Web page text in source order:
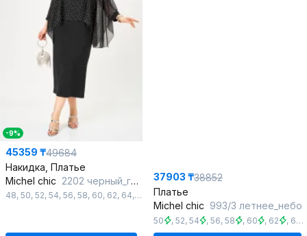
-9%
45359 ₸49684
Накидка, Платье
Michel chic 2202 черный_горох
48, 50, 52, 54, 56, 58, 60, 62, 64, 66
37903 ₸38852
Платье
Michel chic 993/3 летнее_небо
50 , 52, 54 , 56, 58 , 60 , 62 , 64